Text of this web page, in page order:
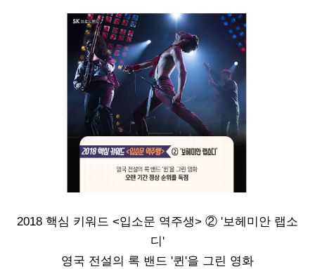
2018 핵심 키워드 <입소문 역주생> ② '보헤미안 랩소
디'
영국 전설의 록 밴드 '퀸'을 그린 영화